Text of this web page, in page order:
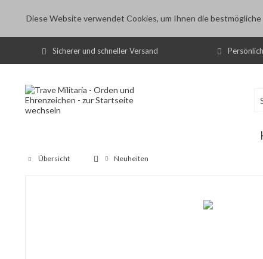
Diese Website verwendet Cookies, um Ihnen die
Sicherer und schneller Versand
Übersicht Neuheiten